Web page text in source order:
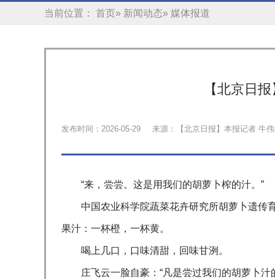
当前位置： 首页» 新闻动态» 媒体报道
【北京日
发布时间：2026-05-29 来源：【北京日报】本报记者 牛
“来，尝尝。这是用我们的胡萝卜榨的汁。”
中国农业科学院蔬菜花卉研究所胡萝卜遗传
果汁：一杯橙，一杯黄。
喝上几口，口味清甜，回味甘洌。
庄飞云一脸自豪：“凡是尝过我们的胡萝卜